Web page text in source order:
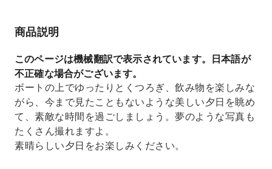
商品説明
このページは機械翻訳で表示されています。日本語が
不正確な場合がございます。
ボートの上でゆったりとくつろぎ、飲み物を楽しみな
がら、今まで見たこともないような美しい夕日を眺め
て、素敵な時間を過ごしましょう。夢のような写真も
たくさん撮れますよ。
素晴らしい夕日をお楽しみください。